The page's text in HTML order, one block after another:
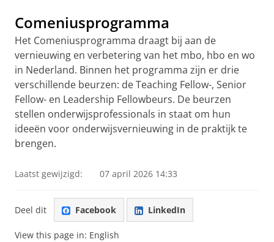
Comeniusprogramma
Het Comeniusprogramma draagt bij aan de
vernieuwing en verbetering van het mbo, hbo en wo
in Nederland. Binnen het programma zijn er drie
verschillende beurzen: de Teaching Fellow-, Senior
Fellow- en Leadership Fellowbeurs. De beurzen
stellen onderwijsprofessionals in staat om hun
ideeën voor onderwijsvernieuwing in de praktijk te
brengen.
Laatst gewijzigd: 07 april 2026 14:33
Deel dit Facebook LinkedIn
View this page in: English